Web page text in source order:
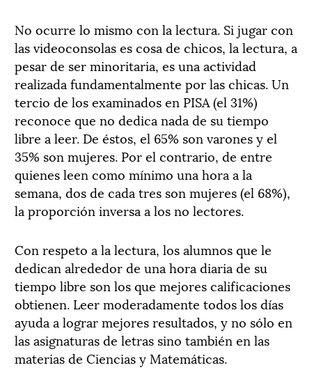
No ocurre lo mismo con la lectura. Si jugar con
las videoconsolas es cosa de chicos, la lectura, a
pesar de ser minoritaria, es una actividad
realizada fundamentalmente por las chicas. Un
tercio de los examinados en PISA (el 31%)
reconoce que no dedica nada de su tiempo
libre a leer. De éstos, el 65% son varones y el
35% son mujeres. Por el contrario, de entre
quienes leen como mínimo una hora a la
semana, dos de cada tres son mujeres (el 68%),
la proporción inversa a los no lectores.
Con respeto a la lectura, los alumnos que le
dedican alrededor de una hora diaria de su
tiempo libre son los que mejores calificaciones
obtienen. Leer moderadamente todos los días
ayuda a lograr mejores resultados, y no sólo en
las asignaturas de letras sino también en las
materias de Ciencias y Matemáticas.